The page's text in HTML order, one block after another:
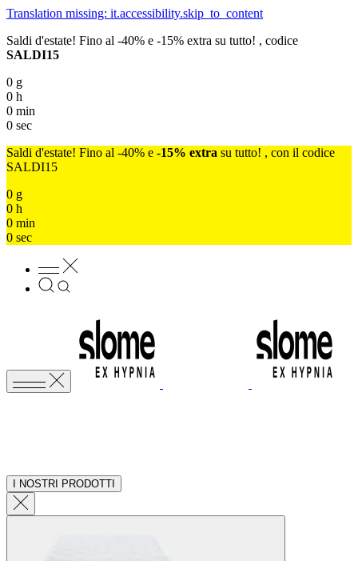
Translation missing: it.accessibility.skip_to_content
Saldi d'estate! Fino al -40% e -15% extra su tutto! , codice
SALDI15
0 g
0 h
0 min
0 sec
Saldi d'estate! Fino al -40% e -15% extra su tutto! , con il codice
SALDI15
0 g
0 h
0 min
0 sec
I NOSTRI PRODOTTI